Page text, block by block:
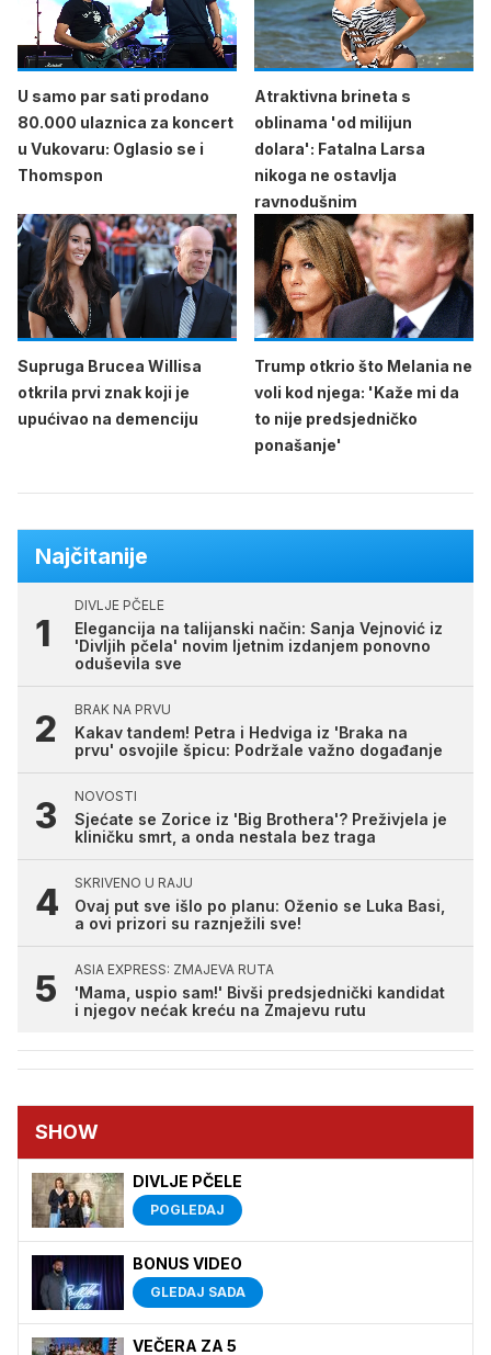
U samo par sati prodano
80.000 ulaznica za koncert
u Vukovaru: Oglasio se i
Thomspon
Atraktivna brineta s
oblinama 'od milijun
dolara': Fatalna Larsa
nikoga ne ostavlja
ravnodušnim
Supruga Brucea Willisa
otkrila prvi znak koji je
upućivao na demenciju
Trump otkrio što Melania ne
voli kod njega: 'Kaže mi da
to nije predsjedničko
ponašanje'
Najčitanije
DIVLJE PČELE
Elegancija na talijanski način: Sanja Vejnović iz
'Divljih pčela' novim ljetnim izdanjem ponovno
oduševila sve
BRAK NA PRVU
Kakav tandem! Petra i Hedviga iz 'Braka na
prvu' osvojile špicu: Podržale važno događanje
NOVOSTI
Sjećate se Zorice iz 'Big Brothera'? Preživjela je
kliničku smrt, a onda nestala bez traga
SKRIVENO U RAJU
Ovaj put sve išlo po planu: Oženio se Luka Basi,
a ovi prizori su raznježili sve!
ASIA EXPRESS: ZMAJEVA RUTA
'Mama, uspio sam!' Bivši predsjednički kandidat
i njegov nećak kreću na Zmajevu rutu
SHOW
DIVLJE PČELE
POGLEDAJ
BONUS VIDEO
GLEDAJ SADA
VEČERA ZA 5